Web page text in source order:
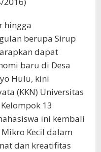
hingga
berupa Sirup
dapat
baru di Desa
Hulu, kini
(KKN) Universitas
13
ini kembali
Kecil dalam
dan kreatifitas